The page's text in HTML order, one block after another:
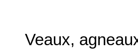
Veaux,